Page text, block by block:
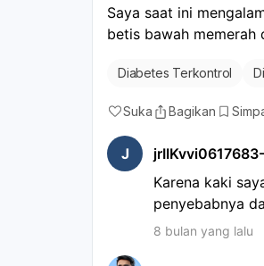
atau
resistensi
sangat
Saya saat ini
betis bawah memerah
Diabetes Terkontrol
Suka Bagikan
J
Karena kaki
penyebabnya
8 bulan yang lalu